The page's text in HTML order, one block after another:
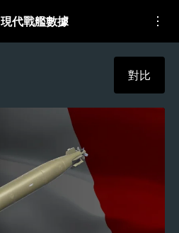
現代戰艦數據
對比